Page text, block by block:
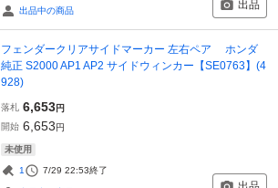
出品中の商品 出品
フェンダークリアサイドマーカー 左右ペア ホンダ
純正 S2000 AP1 AP2 サイドウィンカー【SE0763】(4
928)
落札 6,653円
開始 6,653円
未使用
1 7/29 22:53終了